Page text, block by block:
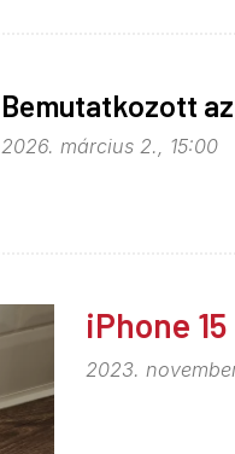
Bemutatkozott
2026. március 2., 15:00
iPhone
2023.